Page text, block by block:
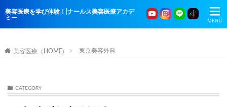
美容医療を学び体験！|ナールス美容医療アカデ
ミー
美容医療（HOME) 東京美容外科
CATEGORY